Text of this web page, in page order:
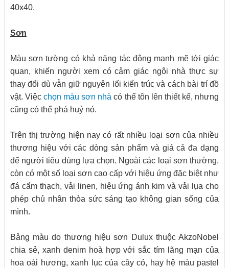
40x40.
Sơn
Màu sơn tường có khả năng tác động mạnh mẽ tới giác
quan, khiến người xem có cảm giác ngôi nhà thực sự
thay đổi dù vẫn giữ nguyên lối kiến trúc và cách bài trí đồ
vật. Việcchọn màu sơn nhà có thể tôn lên thiết kế, nhưng
cũng có thể phá huỷ nó.
Trên thị trường hiện nay có rất nhiều loại sơn của nhiều
thương hiệu với các dòng sản phẩm và giá cả đa dạng
để người tiêu dùng lựa chọn. Ngoài các loại sơn thường,
còn có một số loại sơn cao cấp với hiệu ứng đặc biệt như
đá cẩm thạch, vải linen, hiệu ứng ánh kim và vải lụa cho
phép chủ nhân thỏa sức sáng tạo không gian sống của
mình.
Bảng màu do thương hiệu sơn Dulux thuộc AkzoNobel
chia sẻ, xanh denim hoà hợp với sắc tím lãng mạn của
hoa oải hương, xanh lục của cây cỏ, hay hệ màu pastel